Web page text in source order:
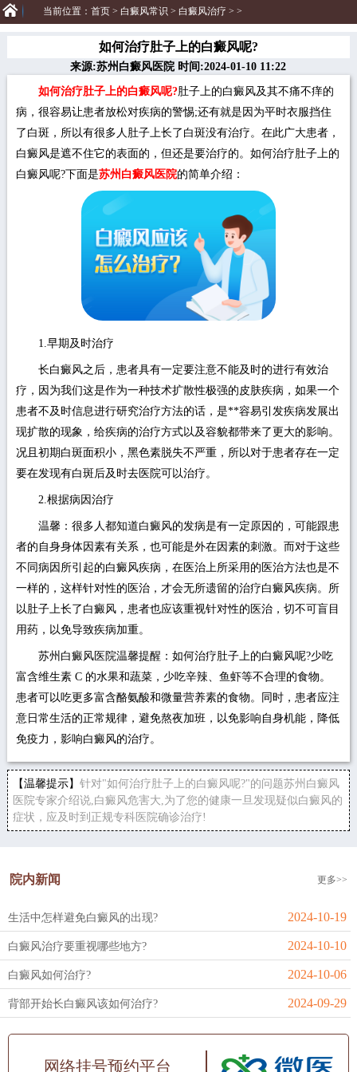
当前位置： 首页> 白癜风常识 > 白癜风治疗 > >
如何治疗肚子上的白癜风呢?
来源:苏州白癜风医院 时间:2024-01-10 11:22
如何治疗肚子上的白癜风呢?肚子上的白癜风及其不痛不痒的
病，很容易让患者放松对疾病的警惕;还有就是因为平时衣服挡住
了白斑，所以有很多人肚子上长了白斑没有治疗。在此广大患者，
白癜风是遮不住它的表面的，但还是要治疗的。如何治疗肚子上的
白癜风呢?下面是苏州白癜风医院的简单介绍：
1.早期及时治疗
长白癜风之后，患者具有一定要注意不能及时的进行有效治
疗，因为我们这是作为一种技术扩散性极强的皮肤疾病，如果一个
患者不及时信息进行研究治疗方法的话，是**容易引发疾病发展出
现扩散的现象，给疾病的治疗方式以及容貌都带来了更大的影响。
况且初期白斑面积小，黑色素脱失不严重，所以对于患者存在一定
要在发现有白斑后及时去医院可以治疗。
2.根据病因治疗
温馨：很多人都知道白癜风的发病是有一定原因的，可能跟患
者的自身身体因素有关系，也可能是外在因素的刺激。而对于这些
不同病因所引起的白癜风疾病，在医治上所采用的医治方法也是不
一样的，这样针对性的医治，才会无所遗留的治疗白癜风疾病。所
以肚子上长了白癜风，患者也应该重视针对性的医治，切不可盲目
用药，以免导致疾病加重。
苏州白癜风医院温馨提醒：如何治疗肚子上的白癜风呢?少吃
富含维生素 C 的水果和蔬菜，少吃辛辣、鱼虾等不合理的食物。
患者可以吃更多富含酪氨酸和微量营养素的食物。同时，患者应注
意日常生活的正常规律，避免熬夜加班，以免影响自身机能，降低
免疫力，影响白癜风的治疗。
【温馨提示】 针对"如何治疗肚子上的白癜风呢?"的问题苏州白癜风
医院专家介绍说,白癜风危害大,为了您的健康一旦发现疑似白癜风的
症状，应及时到正规专科医院确诊治疗!
院内新闻 更多>>
生活中怎样避免白癜风的出现? 2024-10-19
白癜风治疗要重视哪些地方? 2024-10-10
白癜风如何治疗? 2024-10-06
背部开始长白癜风该如何治疗? 2024-09-29
网络挂号预约平台